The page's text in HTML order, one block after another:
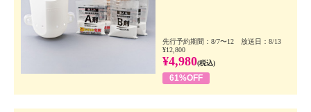
先行予約期間：8/7〜12 放送日：8/13
¥12,800
¥4,980(税込)
61%OFF